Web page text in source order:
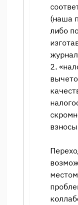
(наша
либо
2.